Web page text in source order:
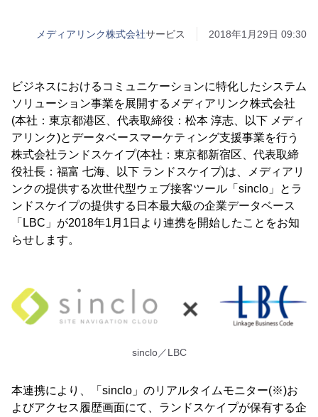
メディアリンク株式会社サービス 2018年1月29日 09:30
ビジネスにおけるコミュニケーションに特化したシステム
ソリューション事業を展開するメディアリンク株式会社
(本社：東京都港区、代表取締役：松本 淳志、以下 メディ
アリンク)とデータベースマーケティング支援事業を行う
株式会社ランドスケイプ(本社：東京都新宿区、代表取締
役社長：福富 七海、以下 ランドスケイプ)は、メディアリ
ンクの提供する次世代型ウェブ接客ツール「sinclo」とラ
ンドスケイプの提供する日本最大級の企業データベース
「LBC」が2018年1月1日より連携を開始したことをお知
らせします。
sinclo／LBC
本連携により、「sinclo」のリアルタイムモニター(※)お
よびアクセス履歴画面にて、ランドスケイプが保有する企